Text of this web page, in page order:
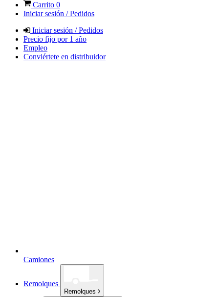
Carrito 0
Iniciar sesión / Pedidos
Iniciar sesión / Pedidos
Precio fijo por 1 año
Empleo
Conviértete en distribuidor
Camiones
Remolques
Remolques